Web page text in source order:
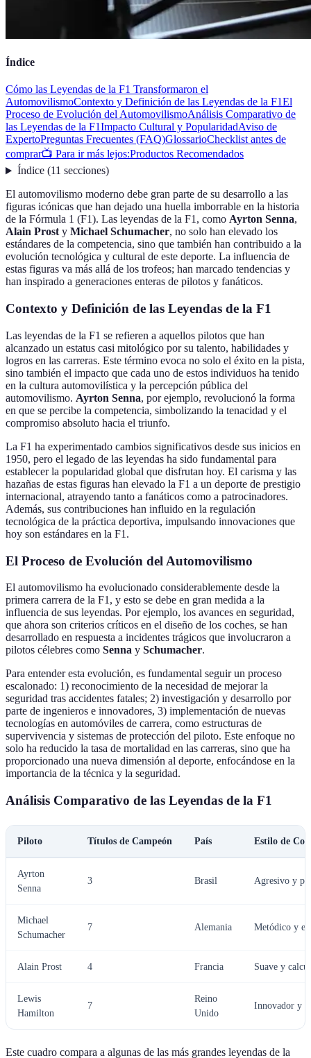
Índice
Cómo las Leyendas de la F1 Transformaron el
AutomovilismoContexto y Definición de las Leyendas de la F1El
Proceso de Evolución del AutomovilismoAnálisis Comparativo de
las Leyendas de la F1Impacto Cultural y PopularidadAviso de
ExpertoPreguntas Frecuentes (FAQ)GlossarioChecklist antes de
comprar📺 Para ir más lejos:Productos Recomendados
Índice(11 secciones)
El automovilismo moderno debe gran parte de su desarrollo a las
figuras icónicas que han dejado una huella imborrable en la historia
de la Fórmula 1 (F1). Las leyendas de la F1, como Ayrton Senna,
Alain Prosty Michael Schumacher, no solo han elevado los
estándares de la competencia, sino que también han contribuido a la
evolución tecnológica y cultural de este deporte. La influencia de
estas figuras va más allá de los trofeos; han marcado tendencias y
han inspirado a generaciones enteras de pilotos y fanáticos.
Contexto y Definición de las Leyendas de la F1
Las leyendas de la F1 se refieren a aquellos pilotos que han
alcanzado un estatus casi mitológico por su talento, habilidades y
logros en las carreras. Este término evoca no solo el éxito en la pista,
sino también el impacto que cada uno de estos individuos ha tenido
en la cultura automovilística y la percepción pública del
automovilismo. Ayrton Senna, por ejemplo, revolucionó la forma
en que se percibe la competencia, simbolizando la tenacidad y el
compromiso absoluto hacia el triunfo.
La F1 ha experimentado cambios significativos desde sus inicios en
1950, pero el legado de las leyendas ha sido fundamental para
establecer la popularidad global que disfrutan hoy. El carisma y las
hazañas de estas figuras han elevado la F1 a un deporte de prestigio
internacional, atrayendo tanto a fanáticos como a patrocinadores.
Además, sus contribuciones han influido en la regulación
tecnológica de la práctica deportiva, impulsando innovaciones que
hoy son estándares en la F1.
El Proceso de Evolución del Automovilismo
El automovilismo ha evolucionado considerablemente desde la
primera carrera de la F1, y esto se debe en gran medida a la
influencia de sus leyendas. Por ejemplo, los avances en seguridad,
que ahora son criterios críticos en el diseño de los coches, se han
desarrollado en respuesta a incidentes trágicos que involucraron a
pilotos célebres como Senna y Schumacher.
Para entender esta evolución, es fundamental seguir un proceso
escalonado: 1) reconocimiento de la necesidad de mejorar la
seguridad tras accidentes fatales; 2) investigación y desarrollo por
parte de ingenieros e innovadores, 3) implementación de nuevas
tecnologías en automóviles de carrera, como estructuras de
supervivencia y sistemas de protección del piloto. Este enfoque no
solo ha reducido la tasa de mortalidad en las carreras, sino que ha
proporcionado una nueva dimensión al deporte, enfocándose en la
importancia de la técnica y la seguridad.
Análisis Comparativo de las Leyendas de la F1
Piloto Títulos de Campeón País Estilo de
Ayrton
Senna
3 Brasil Agresivo y
Michael
Schumacher
7 Alemania Metódico y
Alain Prost 4 Francia Suave y
Lewis
Hamilton
7
Reino
Unido
Innovador y
Este cuadro compara a algunas de las más grandes leyendas de la